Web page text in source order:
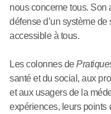
nous concerne tous. Son
défense d’un système
accessible à tous.
Les colonnes de
santé et du social, aux
et aux usagers de la
expériences, leurs points